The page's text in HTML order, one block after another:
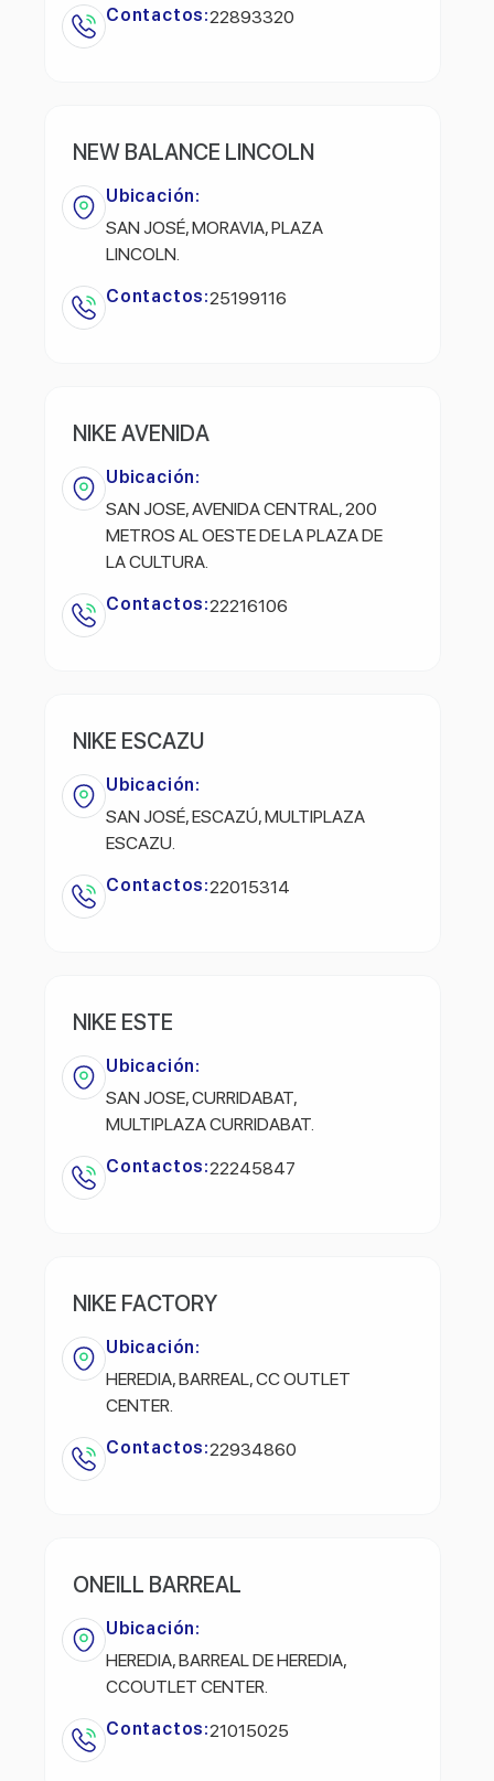
Contactos:22893320
NEW BALANCE LINCOLN
Ubicación:
SAN JOSÉ, MORAVIA, PLAZA
LINCOLN.
Contactos:25199116
NIKE AVENIDA
Ubicación:
SAN JOSE, AVENIDA CENTRAL, 200
METROS AL OESTE DE LA PLAZA DE
LA CULTURA.
Contactos:22216106
NIKE ESCAZU
Ubicación:
SAN JOSÉ, ESCAZÚ, MULTIPLAZA
ESCAZU.
Contactos:22015314
NIKE ESTE
Ubicación:
SAN JOSE, CURRIDABAT,
MULTIPLAZA CURRIDABAT.
Contactos:22245847
NIKE FACTORY
Ubicación:
HEREDIA, BARREAL, CC OUTLET
CENTER.
Contactos:22934860
ONEILL BARREAL
Ubicación:
HEREDIA, BARREAL DE HEREDIA,
CCOUTLET CENTER.
Contactos:21015025